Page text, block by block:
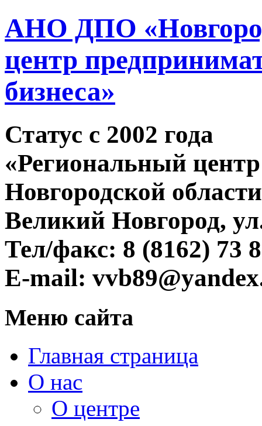
АНО ДПО
центр
бизнеса»
Статус c 2002 года
«Региональный
Новгородской
Великий Новгород,
Тел/факс: 8 (8162) 73
E-mail:
Меню сайта
Главная страница
О нас
О центре